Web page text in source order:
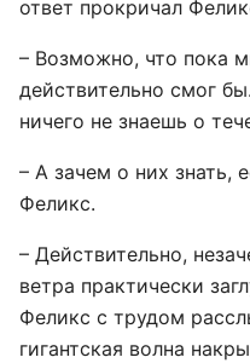
ответ прокричал
– Возможно, что пока
действительно смог
ничего не знаешь о
– А зачем о них знать,
Феликс.
– Действительно,
ветра практически
Феликс с трудом
гигантская волна